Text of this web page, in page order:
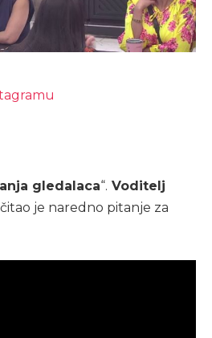
gledalaca“. Voditelj
je naredno pitanje za